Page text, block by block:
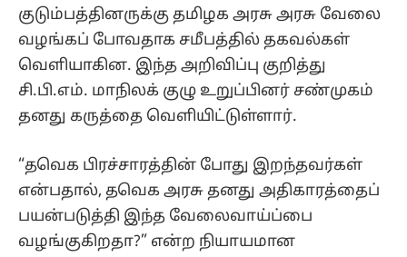
குடும்பத்தினருக்கு தமிழக அரசு அரசு வேலை
வழங்கப் போவதாக சமீபத்தில் தகவல்கள்
வெளியாகின. இந்த அறிவிப்பு குறித்து
சி.பி.எம். மாநிலக் குழு உறுப்பினர் சண்முகம்
தனது கருத்தை வெளியிட்டுள்ளார்.
“தவெக பிரச்சாரத்தின் போது இறந்தவர்கள்
என்பதால், தவெக அரசு தனது அதிகாரத்தைப்
பயன்படுத்தி இந்த வேலைவாய்ப்பை
வழங்குகிறதா?” என்ற நியாயமான